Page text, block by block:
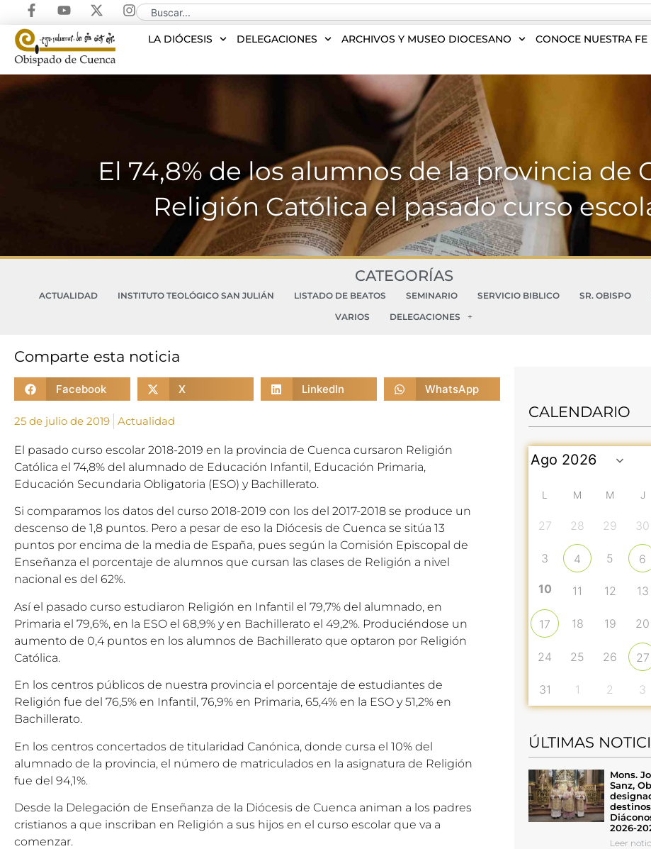
LA DIÓCESIS DELEGACIONES ARCHIVOS Y MUSEO DIOCESANO CONOCE NUESTRA FE
El 74,8% de los alumnos de la provincia de
Religión Católica el pasado curso
CATEGORÍAS
ACTUALIDAD INSTITUTO TEOLÓGICO SAN JULIÁN LISTADO DE BEATOS SEMINARIO SERVICIO BIBLICO SR. OBISPO
VARIOS
DELEGACIONES
Comparte esta noticia
Facebook X LinkedIn WhatsApp
25 de julio de 2019 Actualidad
El pasado curso escolar 2018-2019 en la provincia de Cuenca cursaron Religión
Católica el 74,8% del alumnado de Educación Infantil, Educación Primaria,
Educación Secundaria Obligatoria (ESO) y Bachillerato.
Si comparamos los datos del curso 2018-2019 con los del 2017-2018 se produce un
descenso de 1,8 puntos. Pero a pesar de eso la Diócesis de Cuenca se sitúa 13
puntos por encima de la media de España, pues según la Comisión Episcopal de
Enseñanza el porcentaje de alumnos que cursan las clases de Religión a nivel
nacional es del 62%.
Así el pasado curso estudiaron Religión en Infantil el 79,7% del alumnado, en
Primaria el 79,6%, en la ESO el 68,9% y en Bachillerato el 49,2%. Produciéndose un
aumento de 0,4 puntos en los alumnos de Bachillerato que optaron por Religión
Católica.
En los centros públicos de nuestra provincia el porcentaje de estudiantes de
Religión fue del 76,5% en Infantil, 76,9% en Primaria, 65,4% en la ESO y 51,2% en
Bachillerato.
En los centros concertados de titularidad Canónica, donde cursa el 10% del
alumnado de la provincia, el número de matriculados en la asignatura de Religión
fue del 94,1%.
Desde la Delegación de Enseñanza de la Diócesis de Cuenca animan a los padres
cristianos a que inscriban en Religión a sus hijos en el curso escolar que va a
comenzar.
CALENDARIO
L M M J
27 28 29 30
3 4 5 6
10 11 12 13
17 18 19 20
24 25 26 27
31 1 2 3
ÚLTIMAS
Mons.
Sanz,
2026-
Leer